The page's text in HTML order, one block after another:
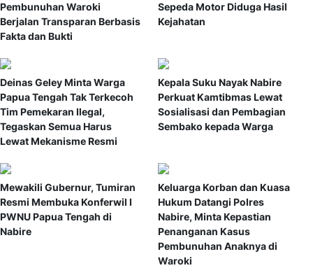
Pembunuhan Waroki
Berjalan Transparan Berbasis
Fakta dan Bukti
Sepeda Motor Diduga Hasil
Kejahatan
Deinas Geley Minta Warga
Papua Tengah Tak Terkecoh
Tim Pemekaran Ilegal,
Tegaskan Semua Harus
Lewat Mekanisme Resmi
Kepala Suku Nayak Nabire
Perkuat Kamtibmas Lewat
Sosialisasi dan Pembagian
Sembako kepada Warga
Mewakili Gubernur, Tumiran
Resmi Membuka Konferwil I
PWNU Papua Tengah di
Nabire
Keluarga Korban dan Kuasa
Hukum Datangi Polres
Nabire, Minta Kepastian
Penanganan Kasus
Pembunuhan Anaknya di
Waroki